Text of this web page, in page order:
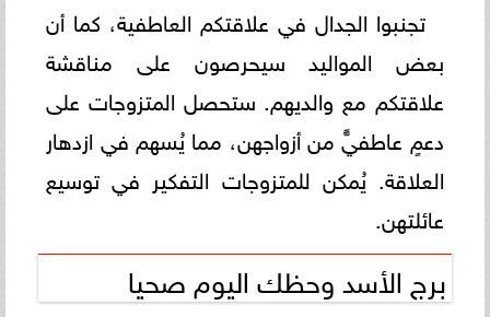
تجنبوا الجدال في علاقتكم العاطفية، كما أن
بعض المواليد سيحرصون على مناقشة
علاقتكم مع والديهم. ستحصل المتزوجات على
دعمٍ عاطفيٍّ من أزواجهن، مما يُسهم في ازدهار
العلاقة. يُمكن للمتزوجات التفكير في توسيع
عائلتهن.
برج الأسد وحظك اليوم صحيا